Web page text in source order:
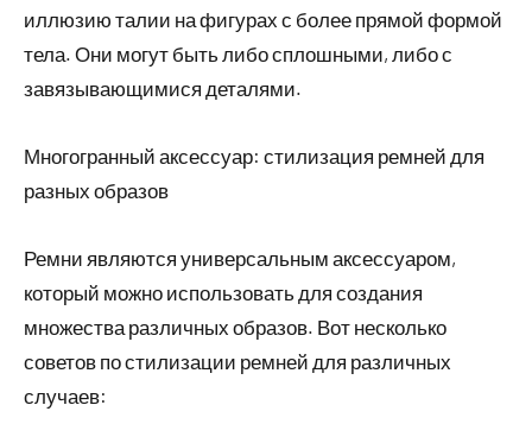
иллюзию талии на фигурах с более прямой формой
тела. Они могут быть либо сплошными, либо с
завязывающимися деталями.
Многогранный аксессуар: стилизация ремней для
разных образов
Ремни являются универсальным аксессуаром,
который можно использовать для создания
множества различных образов. Вот несколько
советов по стилизации ремней для различных
случаев: